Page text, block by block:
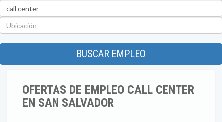
BUSCAR EMPLEO
OFERTAS DE EMPLEO CALL CENTER
EN SAN SALVADOR